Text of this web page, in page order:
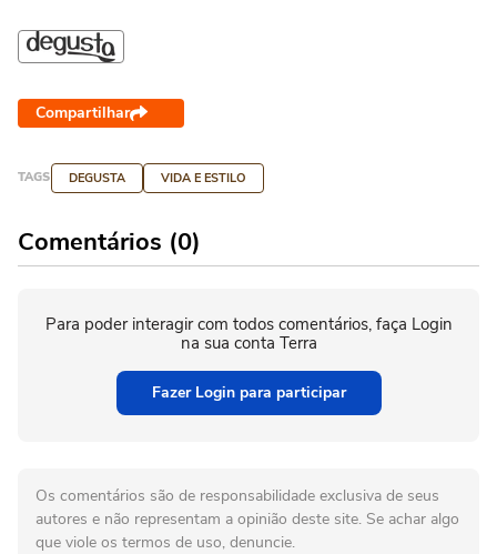
Compartilhar
TAGS DEGUSTA VIDA E ESTILO
Comentários (0)
Para poder interagir com todos comentários, faça Login
na sua conta Terra
Fazer Login para participar
Os comentários são de responsabilidade exclusiva de seus
autores e não representam a opinião deste site. Se achar algo
que viole os termos de uso, denuncie.